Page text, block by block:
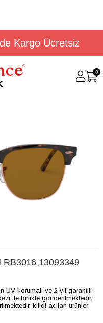
Kargo Ücretsiz
0
RB3016 13093349
UV korumalı ve 2 yıl garantili
ile birlikte gönderilmektedir.
kilidi açılan ürünler